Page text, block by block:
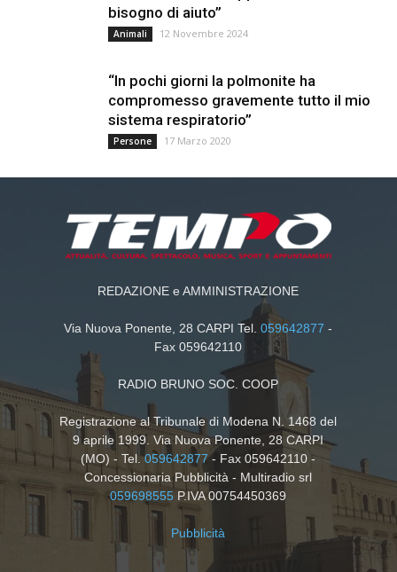
bisogno di aiuto”
Animali 12 Novembre 2024
“In pochi giorni la polmonite ha
compromesso gravemente tutto il mio
sistema respiratorio”
Persone 17 Marzo 2020
REDAZIONE e AMMINISTRAZIONE
Via Nuova Ponente, 28 CARPI Tel.059642877 -
Fax 059642110
RADIO BRUNO SOC. COOP
Registrazione al Tribunale di Modena N. 1468 del
9 aprile 1999. Via Nuova Ponente, 28 CARPI
(MO) - Tel.059642877- Fax 059642110 -
Concessionaria Pubblicità - Multiradio srl
059698555 P.IVA 00754450369
Pubblicità